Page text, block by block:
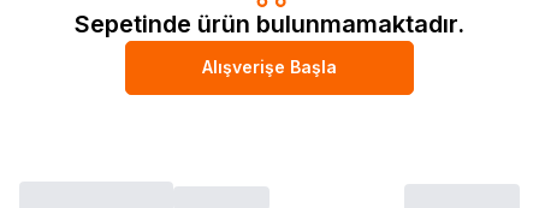
Sepetinde ürün bulunmamaktadır.
Alışverişe Başla